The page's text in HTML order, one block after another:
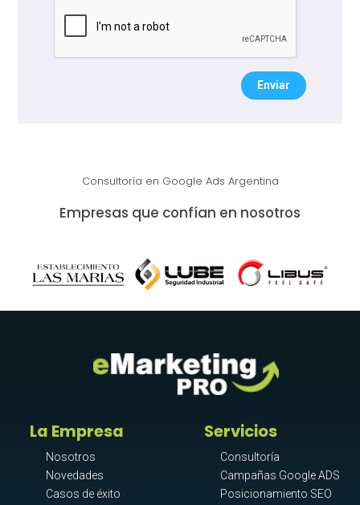
Enviar
Consultoría en Google Ads Argentina
Empresas que confían en nosotros
La Empresa
Nosotros
Novedades
Casos de éxito
Servicios
Consultoría
Campañas Google ADS
Posicionamiento SEO